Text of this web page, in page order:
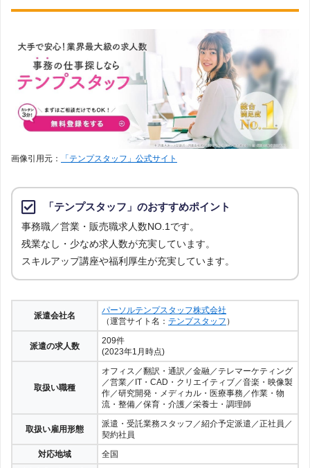
画像引用元： 「テンプスタッフ」公式サイト
「テンプスタッフ」のおすすめポイント
事務職／営業・販売職求人数NO.1です。
残業なし・少なめ求人数が充実しています。
スキルアップ講座や福利厚生が充実しています。
派遣会社名
パーソルテンプスタッフ株式会社
（運営サイト名： テンプスタッフ ）
派遣の求人数
209件
(2023年1月時点)
取扱い職種
オフィス／翻訳・通訳／金融／テレマーケティング
／営業／IT・CAD・クリエイティブ／音楽・映像製
作／研究開発・メディカル・医療事務／作業・物
流・整備／保育・介護／栄養士・調理師
取扱い雇用形態
派遣・受託業務スタッフ／紹介予定派遣／正社員／
契約社員
対応地域
全国